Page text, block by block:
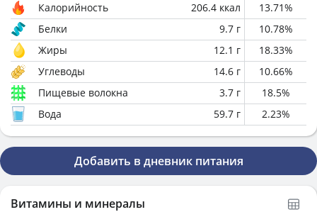
Калорийность 206.4 ккал 13.71%
Белки
9.7 г 10.78%
Жиры
12.1 г 18.33%
Углеводы
14.6 г 10.66%
Пищевые волокна
3.7 г 18.5%
Вода
59.7 г 2.23%
Добавить в дневник питания
Витамины и минералы